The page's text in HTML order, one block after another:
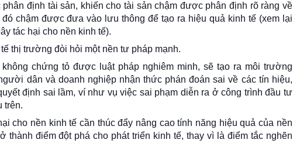
phân định tài sản, khiến cho tài sản chậm được phân định rõ ràng về
chậm được đưa vào lưu thông để tạo ra hiệu quả kinh tế (xem lại
tác hại cho nền kinh tế).
thị trường đòi hỏi một nền tư pháp mạnh.
chứng tỏ được luật pháp nghiêm minh, sẽ tạo ra môi trường
dân và doanh nghiệp nhận thức phán đoán sai về các tín hiệu,
định sai lầm, ví như vụ việc sai phạm diễn ra ở công trình đầu tư
trên.
cho nền kinh tế cần thúc đẩy nâng cao tính năng hiệu quả của nền
thành điểm đột phá cho phát triển kinh tế, thay vì là điểm tắc nghẽn